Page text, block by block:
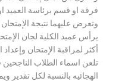
فرقة او قسم برئاسة
وتعرض عليهما نتيجة الإمتحان
يرأس عميد الكلية لجان
أكثر لمراقبة الإمتحان وإعداد
تلعن اسماء الطلاب
الهجائيه بالنسبة لكل تقدير